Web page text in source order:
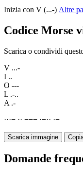
Inizia con V (...-) Altre
Codice Morse
Scarica o condividi
V ...-
I ..
O ---
L .-..
A .-
···− ·· −−− ·−·· ·−
Scarica immagine
Domande